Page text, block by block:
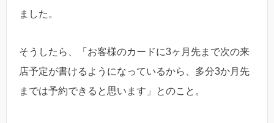
ました。
そうしたら、「お客様のカードに3ヶ月先まで次の来
店予定が書けるようになっているから、多分3か月先
までは予約できると思います」とのこと。